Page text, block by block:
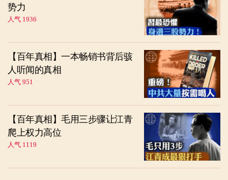
势力
人气 1936
【百年真相】一本畅销书背后骇
人听闻的真相
人气 951
【百年真相】毛用三步骤让江青
爬上权力高位
人气 1119